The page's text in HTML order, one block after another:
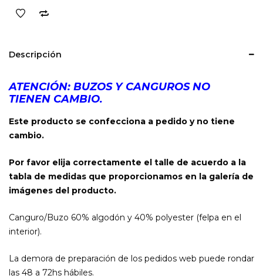
cantidad
Descripción
ATENCIÓN: BUZOS Y CANGUROS NO
TIENEN CAMBIO.
Este producto se confecciona a pedido y no tiene
cambio.
Por favor elija correctamente el talle de acuerdo a la
tabla de medidas que proporcionamos en la galería de
imágenes del producto.
Canguro/Buzo 60% algodón y 40% polyester (felpa en el
interior).
La demora de preparación de los pedidos web puede rondar
las 48 a 72hs hábiles.